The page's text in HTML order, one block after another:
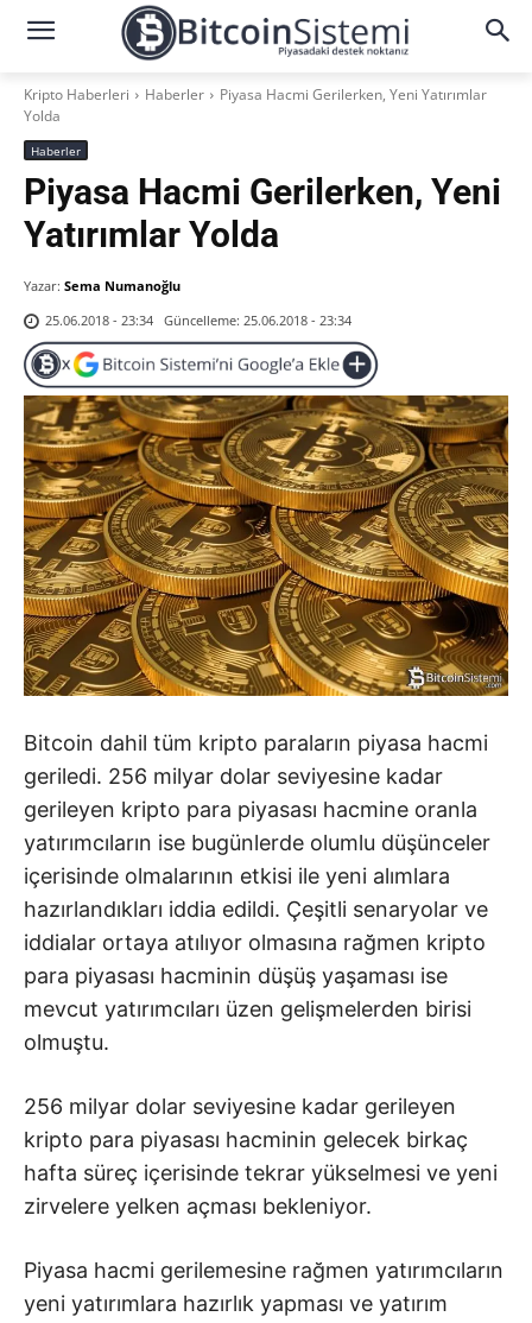
Kripto Haberleri Haberler
Piyasa Hacmi Gerilerken, Yeni Yatırımlar
Yolda
Haberler
Piyasa Hacmi Gerilerken, Yeni
Yatırımlar Yolda
Yazar: Sema Numanoğlu
25.06.2018 - 23:34 Güncelleme: 25.06.2018 - 23:34
Bitcoin dahil tüm kripto paraların piyasa hacmi
geriledi. 256 milyar dolar seviyesine kadar
gerileyen kripto para piyasası hacmine oranla
yatırımcıların ise bugünlerde olumlu düşünceler
içerisinde olmalarının etkisi ile yeni alımlara
hazırlandıkları iddia edildi. Çeşitli senaryolar ve
iddialar ortaya atılıyor olmasına rağmen kripto
para piyasası hacminin düşüş yaşaması ise
mevcut yatırımcıları üzen gelişmelerden birisi
olmuştu.
256 milyar dolar seviyesine kadar gerileyen
kripto para piyasası hacminin gelecek birkaç
hafta süreç içerisinde tekrar yükselmesi ve yeni
zirvelere yelken açması bekleniyor.
Piyasa hacmi gerilemesine rağmen yatırımcıların
yeni yatırımlara hazırlık yapması ve yatırım